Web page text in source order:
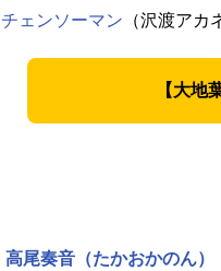
チェンソーマン （沢渡アカ
【大地
高尾奏音（たかおかのん）